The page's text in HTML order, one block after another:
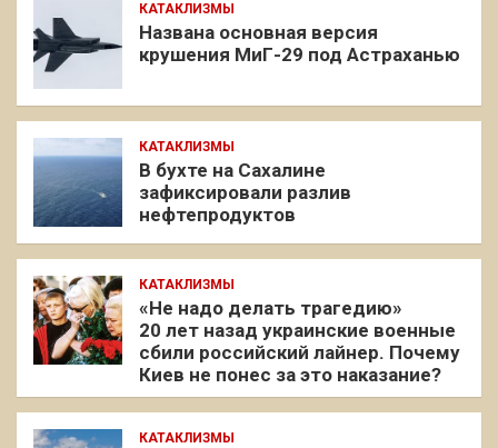
КАТАКЛИЗМЫ
Названа основная версия
крушения МиГ-29 под Астраханью
КАТАКЛИЗМЫ
В бухте на Сахалине
зафиксировали разлив
нефтепродуктов
КАТАКЛИЗМЫ
«Не надо делать трагедию»
20 лет назад украинские военные
сбили российский лайнер. Почему
Киев не понес за это наказание?
КАТАКЛИЗМЫ